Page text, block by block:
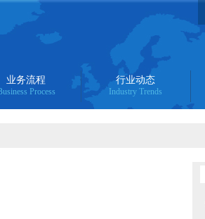
业务流程
Process
行业动态
Industry Trends